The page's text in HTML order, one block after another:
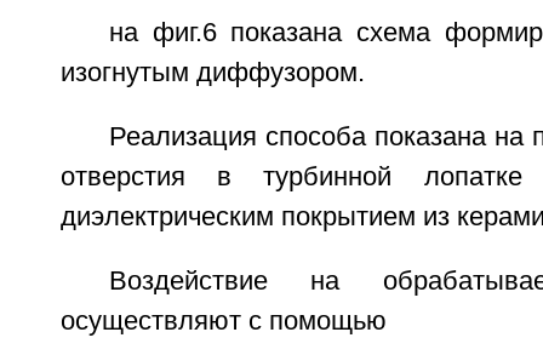
на фиг.6 показана схема
изогнутым диффузором.
Реализация способа показана на
отверстия в турбинной
диэлектрическим покрытием из
Воздействие на
осуществляют с помощью